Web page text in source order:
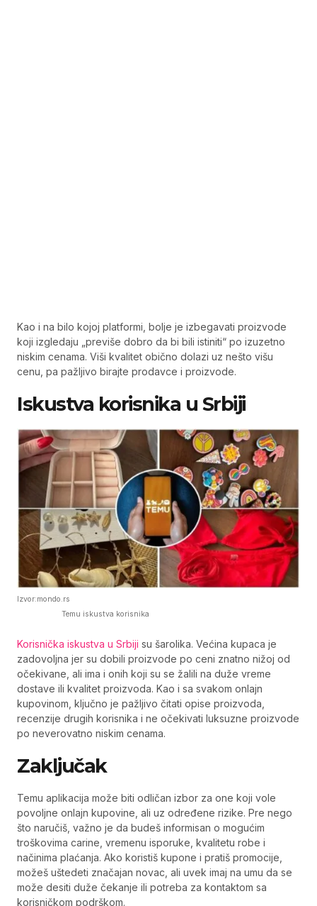
Kao i na bilo kojoj platformi, bolje je izbegavati proizvode
koji izgledaju „previše dobro da bi bili istiniti“ po izuzetno
niskim cenama. Viši kvalitet obično dolazi uz nešto višu
cenu, pa pažljivo birajte prodavce i proizvode.
Iskustva korisnika u Srbiji
Izvor:mondo.rs
Temu iskustva korisnika
Korisnička iskustva u Srbiji su šarolika. Većina kupaca je
zadovoljna jer su dobili proizvode po ceni znatno nižoj od
očekivane, ali ima i onih koji su se žalili na duže vreme
dostave ili kvalitet proizvoda. Kao i sa svakom onlajn
kupovinom, ključno je pažljivo čitati opise proizvoda,
recenzije drugih korisnika i ne očekivati luksuzne proizvode
po neverovatno niskim cenama.
Zaključak
Temu aplikacija može biti odličan izbor za one koji vole
povoljne onlajn kupovine, ali uz određene rizike. Pre nego
što naručiš, važno je da budeš informisan o mogućim
troškovima carine, vremenu isporuke, kvalitetu robe i
načinima plaćanja. Ako koristiš kupone i pratiš promocije,
možeš uštedeti značajan novac, ali uvek imaj na umu da se
može desiti duže čekanje ili potreba za kontaktom sa
korisničkom podrškom.